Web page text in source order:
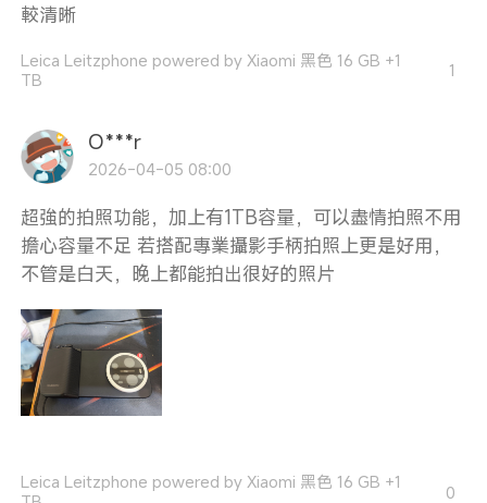
較清晰
Leica Leitzphone powered by Xiaomi 黑色 16 GB +1
TB
1
O***r
2026-04-05 08:00
超強的拍照功能，加上有1TB容量，可以盡情拍照不用
擔心容量不足 若搭配專業攝影手柄拍照上更是好用，
不管是白天，晚上都能拍出很好的照片
Leica Leitzphone powered by Xiaomi 黑色 16 GB +1
0